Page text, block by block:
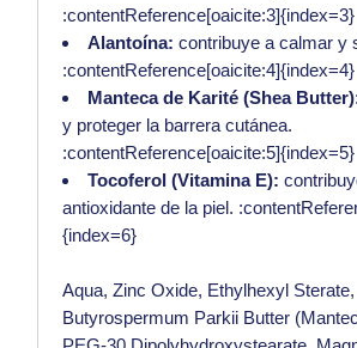
:contentReference[oaicite:3]{index=3}
Alantoína: contribuye a calmar y
:contentReference[oaicite:4]{index=4}
Manteca de Karité (Shea
y proteger la barrera cutánea.
:contentReference[oaicite:5]{index=5}
Tocoferol (Vitamina E):
antioxidante de la piel.
{index=6}
Aqua, Zinc Oxide, Ethylhexyl Sterate,
Butyrospermum Parkii Butter